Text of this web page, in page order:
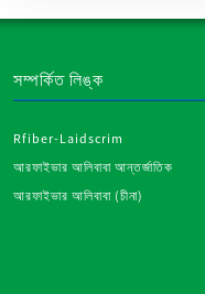
শিল্পের জন্য আরপিইটি
সেলাই করা পলিয়েস্টার
সম্পর্কিত লিঙ্ক
Rfiber-Laidscrim
আরফাইভার আলিবাবা আন্তর্জাতিক
আরফাইভার আলিবাবা (চীনা)